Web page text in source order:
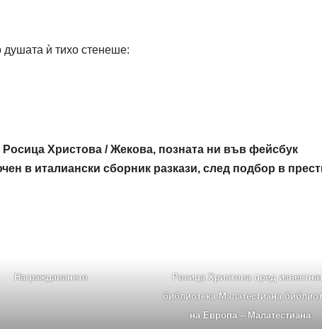
душата ѝ тихо стенеше:
Росица Христова / Жекова, позната ни във фейсбук
в италиански сборник разкази, след подбор в
Награждаването
Росица Христова пред
библиотека Малатестиана
на Европа – Малатестиана